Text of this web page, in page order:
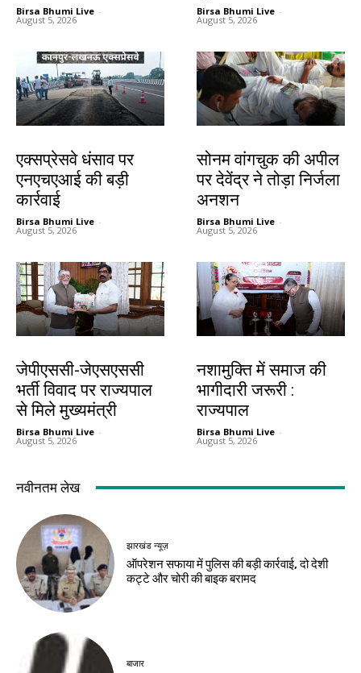
Birsa Bhumi Live -
August 5, 2026
Birsa Bhumi Live -
August 5, 2026
एक्सप्रेसवे धंसाव पर
एनएचएआई की बड़ी
कार्रवाई
Birsa Bhumi Live -
August 5, 2026
सोनम वांगचुक की अपील
पर देवेंद्र ने तोड़ा निर्जला
अनशन
Birsa Bhumi Live -
August 5, 2026
जेपीएससी-जेएसएससी
भर्ती विवाद पर राज्यपाल
से मिले मुख्यमंत्री
Birsa Bhumi Live -
August 5, 2026
नशामुक्ति में समाज की
भागीदारी जरूरी :
राज्यपाल
Birsa Bhumi Live -
August 5, 2026
नवीनतम लेख
झारखंड न्यूज़
ऑपरेशन सफाया में पुलिस की बड़ी कार्रवाई, दो देशी
कट्टे और चोरी की बाइक बरामद
बाजार